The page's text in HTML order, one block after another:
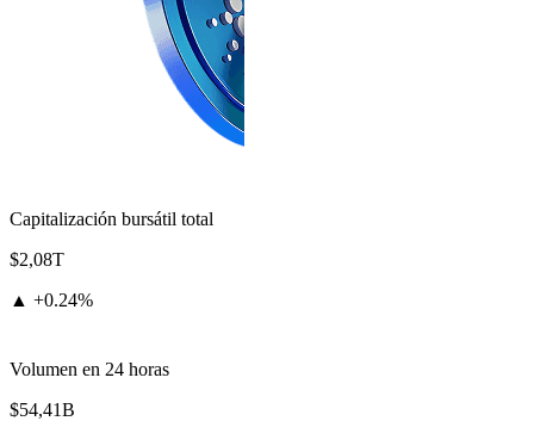
Capitalización bursátil total
$2,08T
▲ +0.24%
Volumen en 24 horas
$54,41B